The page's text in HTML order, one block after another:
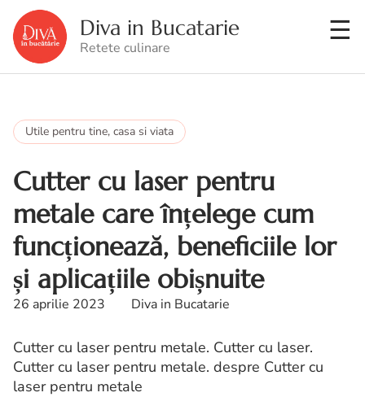
Diva in Bucatarie
Retete culinare
Utile pentru tine, casa si viata
Cutter cu laser pentru
metale care înțelege cum
funcționează, beneficiile lor
și aplicațiile obișnuite
26 aprilie 2023 Diva in Bucatarie
Cutter cu laser pentru metale. Cutter cu laser.
Cutter cu laser pentru metale. despre Cutter cu
laser pentru metale